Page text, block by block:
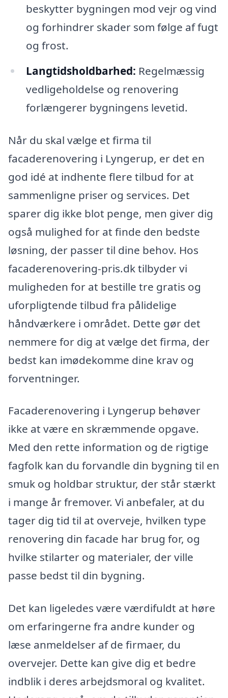
beskytter bygningen mod vejr og vind
og forhindrer skader som følge af fugt
og frost.
Langtidsholdbarhed: Regelmæssig
vedligeholdelse og renovering
forlængerer bygningens levetid.
Når du skal vælge et firma til
facaderenovering i Lyngerup, er det en
god idé at indhente flere tilbud for at
sammenligne priser og services. Det
sparer dig ikke blot penge, men giver dig
også mulighed for at finde den bedste
løsning, der passer til dine behov. Hos
facaderenovering-pris.dk tilbyder vi
muligheden for at bestille tre gratis og
uforpligtende tilbud fra pålidelige
håndværkere i området. Dette gør det
nemmere for dig at vælge det firma, der
bedst kan imødekomme dine krav og
forventninger.
Facaderenovering i Lyngerup behøver
ikke at være en skræmmende opgave.
Med den rette information og de rigtige
fagfolk kan du forvandle din bygning til en
smuk og holdbar struktur, der står stærkt
i mange år fremover. Vi anbefaler, at du
tager dig tid til at overveje, hvilken type
renovering din facade har brug for, og
hvilke stilarter og materialer, der ville
passe bedst til din bygning.
Det kan ligeledes være værdifuldt at høre
om erfaringerne fra andre kunder og
læse anmeldelser af de firmaer, du
overvejer. Dette kan give dig et bedre
indblik i deres arbejdsmoral og kvalitet.